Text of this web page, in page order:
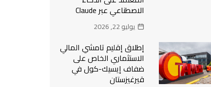
الاصطناعي عبر Claude
يوليو 22, 2026
إطلاق إقليم تامشي المالي
الاستثماري الخاص على
ضفاف إيسيك-كول في
قيرغيزستان